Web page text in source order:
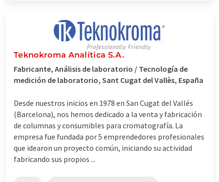
Teknokroma Analítica S.A.
Fabricante, Análisis de laboratorio / Tecnología de
medición de laboratorio, Sant Cugat del Vallès, España
Desde nuestros inicios en 1978 en San Cugat del Vallés
(Barcelona), nos hemos dedicado a la venta y fabricación
de columnas y consumibles para cromatografía. La
empresa fue fundada por 5 emprendedores profesionales
que idearon un proyecto común, iniciando su actividad
fabricando sus propios ...